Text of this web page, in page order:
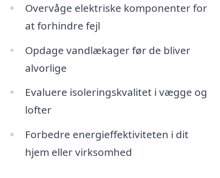
Overvåge elektriske komponenter for
at forhindre fejl
Opdage vandlækager før de bliver
alvorlige
Evaluere isoleringskvalitet i vægge og
lofter
Forbedre energieffektiviteten i dit
hjem eller virksomhed